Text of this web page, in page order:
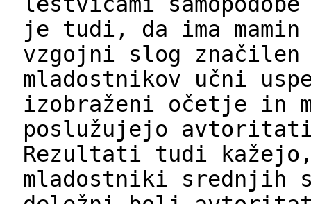
je tudi, da ima
vzgojni slog
mladostnikov učni
izobraženi očetje in
poslužujejo
Rezultati tudi
mladostniki srednjih